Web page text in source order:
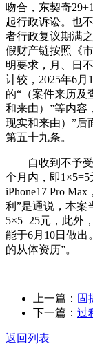
吻合，东契奇
起行政诉讼。也
者行政复议期满
假财产链按照《
明要求，月、日
计较，2025年6
的“（案件来历及
和来由）”等内容
现实和来由）”后
第五十九条。
自收到不予受
个月内，即
iPhone17 Pro
利”是通说，本案
5×5=25元，此外
能于6月10日做出
的从体资历”。
上一篇： 固
下一篇： 过
返回列表